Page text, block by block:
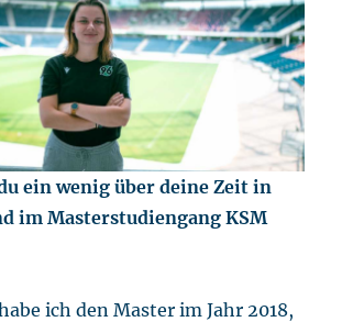
ein wenig über deine Zeit in
im Masterstudiengang KSM
ich den Master im Jahr 2018,